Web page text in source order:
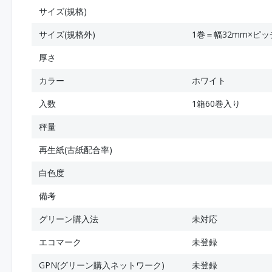
サイズ(規格)
サイズ(規格外)
1巻＝幅32mm×ピ
厚さ
カラー
ホワイト
入数
1箱60巻入り
秤量
再生紙(古紙配合率)
白色度
備考
グリーン購入法
未対応
エコマーク
未登録
GPN(グリーン購入ネットワーク)
未登録